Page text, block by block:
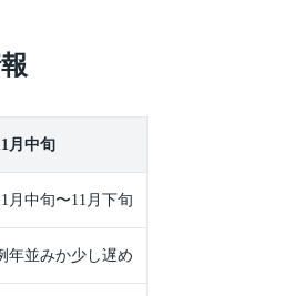
月中旬
月中旬〜11月下旬
年並みか少し遅め